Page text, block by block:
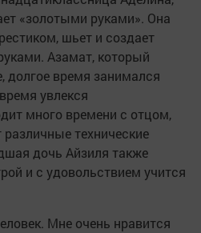
«золотыми руками». Она
шьет и создает
Азамат, который
долгое время занимался
увлекся
много времени с отцом,
технические
дочь Айзиля также
и с удовольствием учится
Мне очень нравится